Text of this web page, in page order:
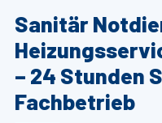
Sanitär
– 24 Stunden
Fachbetrieb